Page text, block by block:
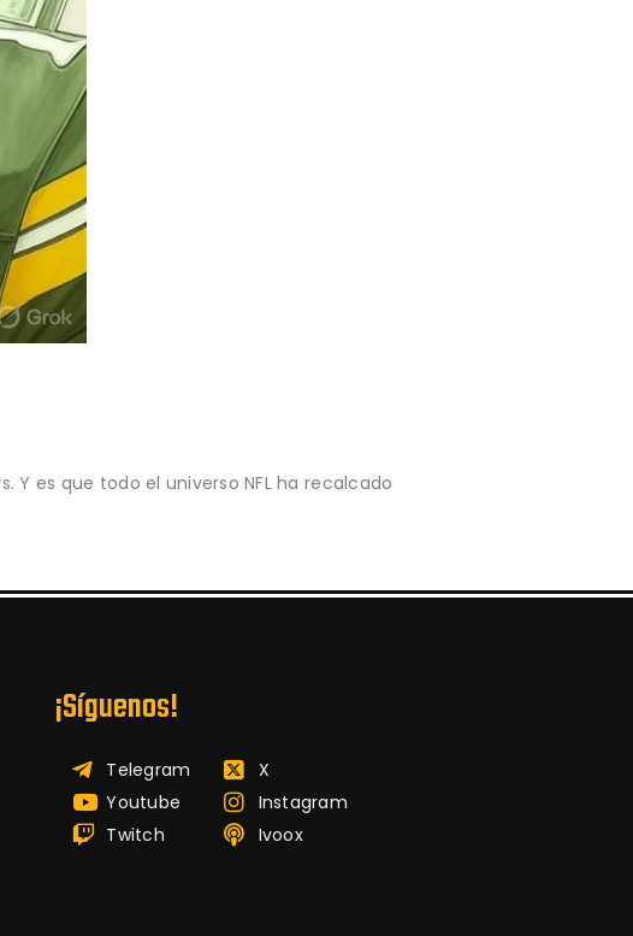
Y es que todo el universo NFL ha recalcado
¡Síguenos!
Telegram
Youtube
Twitch
X
Instagram
Ivoox